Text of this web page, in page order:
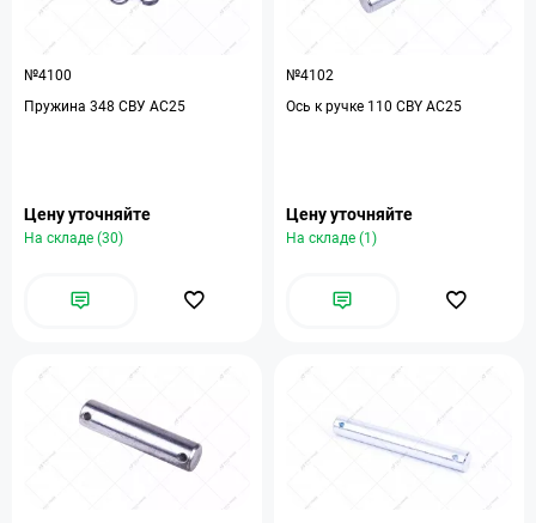
№4100
Пружина 348 СВУ АС25
Цену уточняйте
На складе (30)
№4102
Ось к ручке 110 CBY АС25
Цену уточняйте
На складе (1)